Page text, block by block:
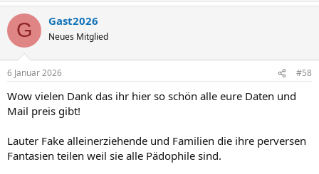
G Gast2026
Neues Mitglied
6 Januar 2026 #58
Wow vielen Dank das ihr hier so schön alle eure Daten und
Mail preis gibt!
Lauter Fake alleinerziehende und Familien die ihre perversen
Fantasien teilen weil sie alle Pädophile sind.